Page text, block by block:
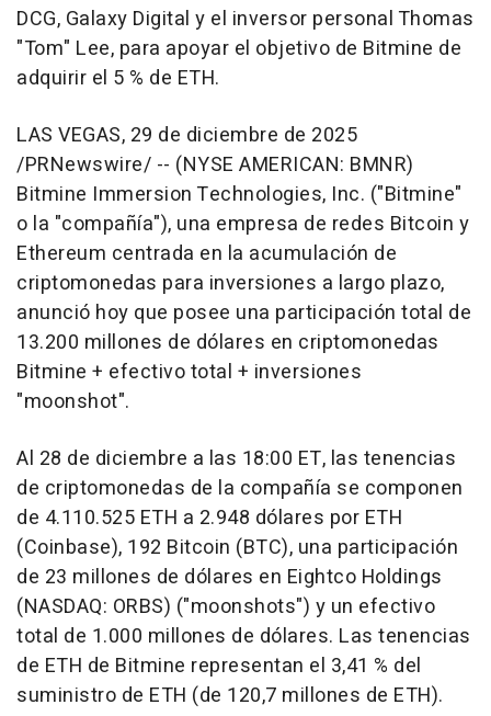
DCG, Galaxy Digital y el inversor personal Thomas
"Tom" Lee, para apoyar el objetivo de Bitmine de
adquirir el 5 % de ETH.
LAS VEGAS, 29 de diciembre de 2025
/PRNewswire/ -- (NYSE AMERICAN: BMNR)
Bitmine Immersion Technologies, Inc. ("Bitmine"
o la "compañía"), una empresa de redes Bitcoin y
Ethereum centrada en la acumulación de
criptomonedas para inversiones a largo plazo,
anunció hoy que posee una participación total de
13.200 millones de dólares en criptomonedas
Bitmine + efectivo total + inversiones
"moonshot".
Al 28 de diciembre a las 18:00 ET, las tenencias
de criptomonedas de la compañía se componen
de 4.110.525 ETH a 2.948 dólares por ETH
(Coinbase), 192 Bitcoin (BTC), una participación
de 23 millones de dólares en Eightco Holdings
(NASDAQ: ORBS) ("moonshots") y un efectivo
total de 1.000 millones de dólares. Las tenencias
de ETH de Bitmine representan el 3,41 % del
suministro de ETH (de 120,7 millones de ETH).